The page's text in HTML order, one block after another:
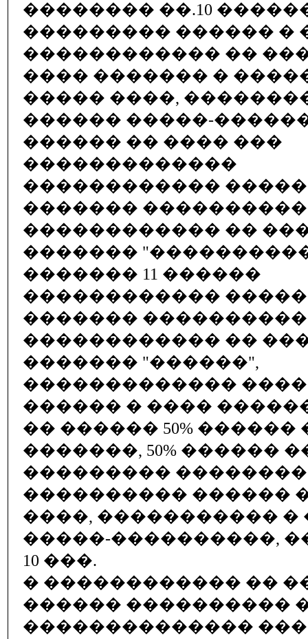
�������� ��.10
��������� ������ �
������������ ��
���� ������� �
����� ����,
������ �����-
������ �� ���� ���
�������������
������������
�������
������������ ��
�������
������� 11 ������
������������
�������
������������ ��
������� "������",
�������������
������ � ����
�� ������ 50% ������
�������, 50% ������
���������
���������� ������
����, ����������� �
�����-����������,
10 ���.
� ������������ ��
������ ����������
��������������